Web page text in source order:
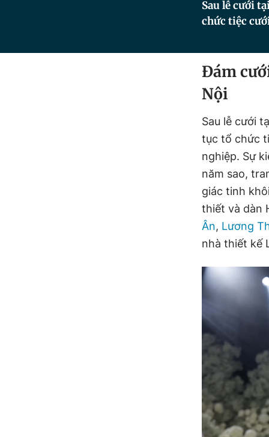
Sau lễ cưới
chức tiệc
Đám
Nội
Sau lễ cưới
tục tổ chức
nghiệp. Sự
năm sao,
giác tinh
thiết và dàn
Ân, Lương
nhà thiết kế